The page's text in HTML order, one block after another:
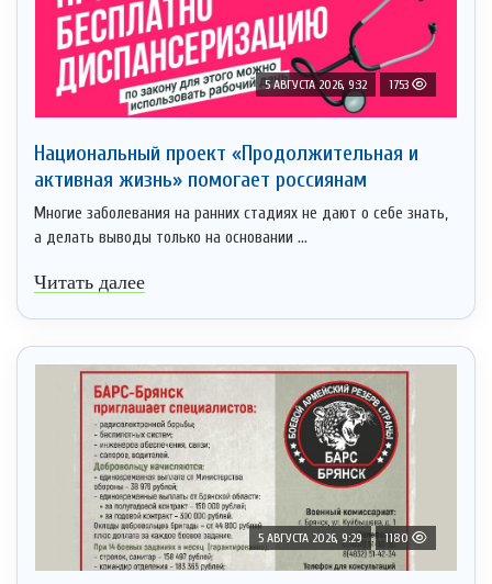
5 АВГУСТА 2026, 9:32 1753
Национальный проект «Продолжительная и
активная жизнь» помогает россиянам
Многие заболевания на ранних стадиях не дают о себе знать,
а делать выводы только на основании ...
Читать далее
5 АВГУСТА 2026, 9:29 1180